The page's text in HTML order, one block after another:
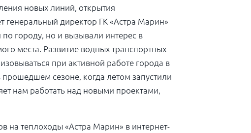
новых линий, открытия
директор ГК «Астра Марин»
городу, но и вызывали интерес в
места. Развитие водных транспортных
при активной работе города в
сезоне, когда летом запустили
нам работать над новыми проектами,
на теплоходы «Астра Марин» в интернет-